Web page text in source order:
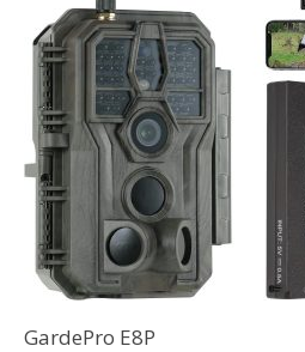
GardePro E8P